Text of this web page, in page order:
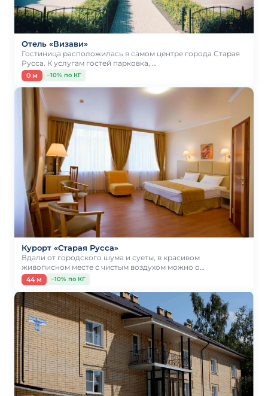
Отель «Визави»
Гостиница расположилась в самом центре города Старая
Русса. К услугам гостей парковка, …
0 м −10% по КГ
Курорт «Старая Русса»
Вдали от городского шума и суеты, в красивом
живописном месте с чистым воздухом можно о…
44 м −10% по КГ